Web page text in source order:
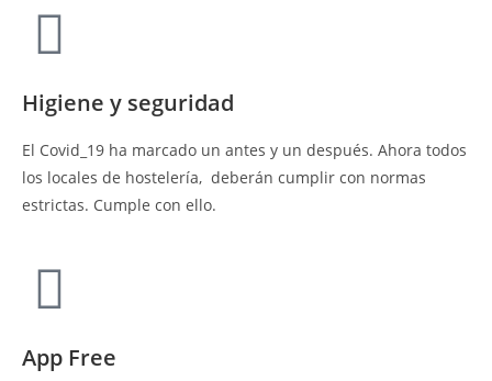
Higiene y seguridad
El Covid_19 ha marcado un antes y un después. Ahora todos
los locales de hostelería, deberán cumplir con normas
estrictas. Cumple con ello.
App Free